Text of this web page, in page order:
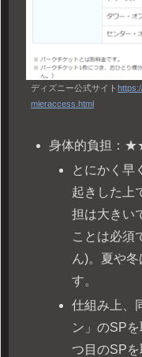
ディズニー公式サイト
mieraccess.html
身体的負担
とにかく早
起きした上
担は大きい
ことは必須
ん)。夏や
す。
仕組み上、
ン」のSP
つ目のSP